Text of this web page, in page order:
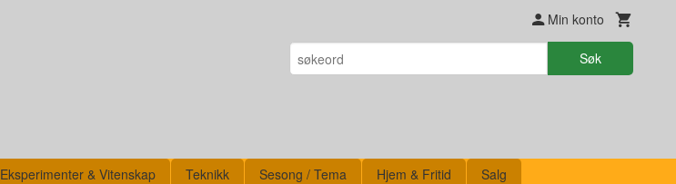
Min konto
Søk
Eksperimenter & Vitenskap Teknikk Sesong / Tema Hjem & Fritid Salg